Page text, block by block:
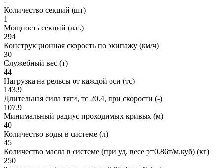
Количество секций (шт)
1
Мощность секций (л.с.)
294
Конструкционная скорость по экипажу (км/ч)
30
Служебный вес (т)
44
Нагрузка на рельсы от каждой оси (тс)
143.9
Длительная сила тяги, тс 20.4, при скорости (-)
107.9
Минимальный радиус проходимых кривых (м)
40
Количество воды в системе (л)
45
Количество масла в системе (при уд. весе р=0.86т/м.куб) (кг)
250